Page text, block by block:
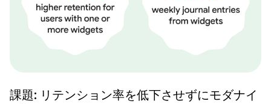
課題: リテンション率を低下させずにモダナイ